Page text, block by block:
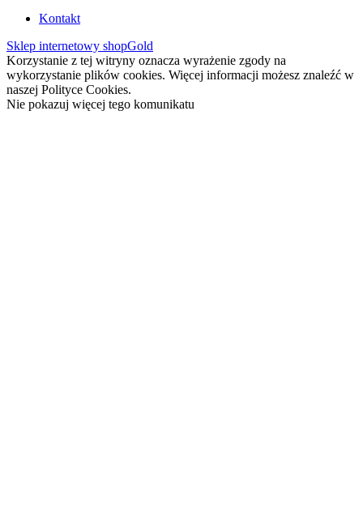
Kontakt
Sklep internetowy shopGold
Korzystanie z tej witryny oznacza wyrażenie zgody na
wykorzystanie plików cookies. Więcej informacji możesz znaleźć w
naszej Polityce Cookies.
Nie pokazuj więcej tego komunikatu